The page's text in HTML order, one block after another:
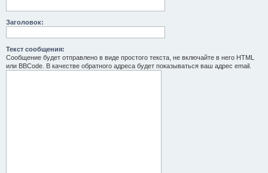
Заголовок:
Текст сообщения:
Сообщение будет отправлено в виде простого текста, не включайте в него HTML
или BBCode. В качестве обратного адреса будет показываться ваш адрес email.